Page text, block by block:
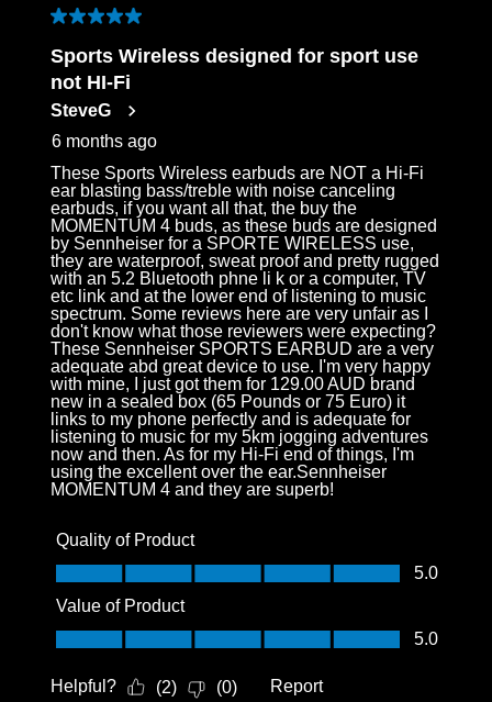
5 out of 5 stars.
Sports Wireless designed for sport use
not HI-Fi
SteveG
6 months ago
These Sports Wireless earbuds are NOT a Hi-Fi
ear blasting bass/treble with noise canceling
earbuds, if you want all that, the buy the
MOMENTUM 4 buds, as these buds are designed
by Sennheiser for a SPORTE WIRELESS use,
they are waterproof, sweat proof and pretty rugged
with an 5.2 Bluetooth phne li k or a computer, TV
etc link and at the lower end of listening to music
spectrum. Some reviews here are very unfair as I
don't know what those reviewers were expecting?
These Sennheiser SPORTS EARBUD are a very
adequate abd great device to use. I'm very happy
with mine, I just got them for 129.00 AUD brand
new in a sealed box (65 Pounds or 75 Euro) it
links to my phone perfectly and is adequate for
listening to music for my 5km jogging adventures
now and then. As for my Hi-Fi end of things, I'm
using the excellent over the ear.Sennheiser
MOMENTUM 4 and they are superb!
Quality of Product
Quality of Product, 5.0 out of 5
5.0
Value of Product
Value of Product, 5.0 out of 5
5.0
Helpful? (2) (0) Report